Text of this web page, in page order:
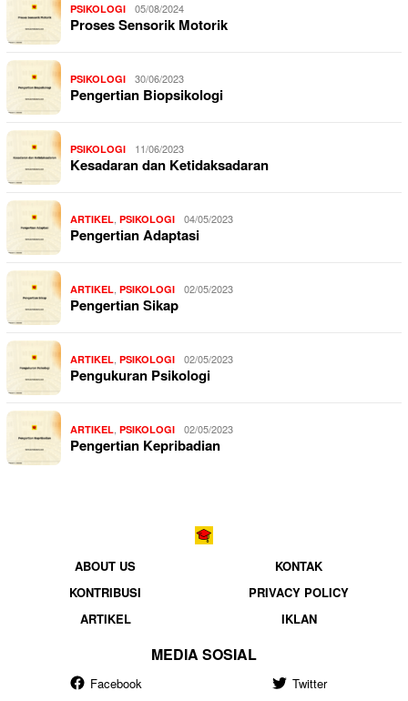
PSIKOLOGI 05/08/2024
Proses Sensorik Motorik
PSIKOLOGI 30/06/2023
Pengertian Biopsikologi
PSIKOLOGI 11/06/2023
Kesadaran dan Ketidaksadaran
ARTIKEL PSIKOLOGI 04/05/2023
Pengertian Adaptasi
ARTIKEL PSIKOLOGI 02/05/2023
Pengertian Sikap
ARTIKEL PSIKOLOGI 02/05/2023
Pengukuran Psikologi
ARTIKEL PSIKOLOGI 02/05/2023
Pengertian Kepribadian
ABOUT US
KONTAK
KONTRIBUSI
PRIVACY POLICY
ARTIKEL
IKLAN
MEDIA SOSIAL
Facebook Twitter